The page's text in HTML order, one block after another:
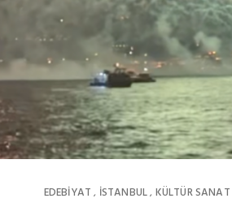
EDEBIYAT , İSTANBUL, KÜLTÜR SANAT